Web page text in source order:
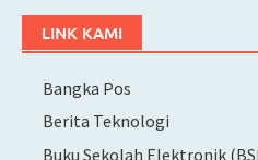
LINK KAMI
Bangka Pos
Berita Teknologi
Buku Sekolah Elektronik